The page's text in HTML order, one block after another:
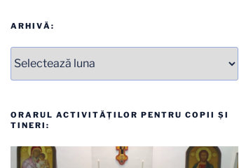
ARHIVĂ:
ORARUL ACTIVITĂȚILOR PENTRU COPII ȘI
TINERI: